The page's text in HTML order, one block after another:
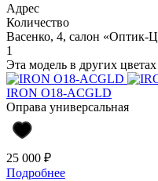
Адрес
Количество
Васенко, 4, салон «Оптик-
1
Эта модель в других цветах
IRON O18-ACGLD
Оправа универсальная
25 000 ₽
Подробнее